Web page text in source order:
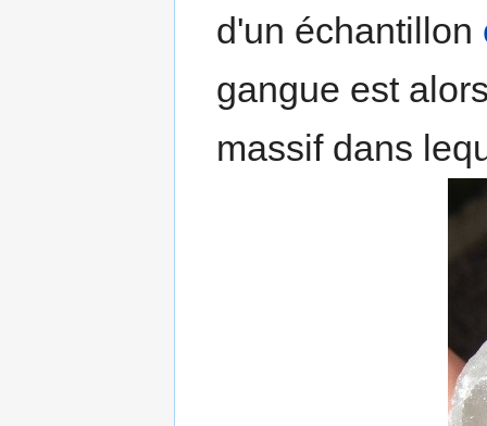
d'un échantillon
gangue est
massif dans